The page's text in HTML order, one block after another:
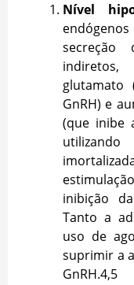
Nível
secreção
glutamato
GnRH) e
(que inibe
inibição
Tanto a
uso de
suprimir a
GnRH.4,5